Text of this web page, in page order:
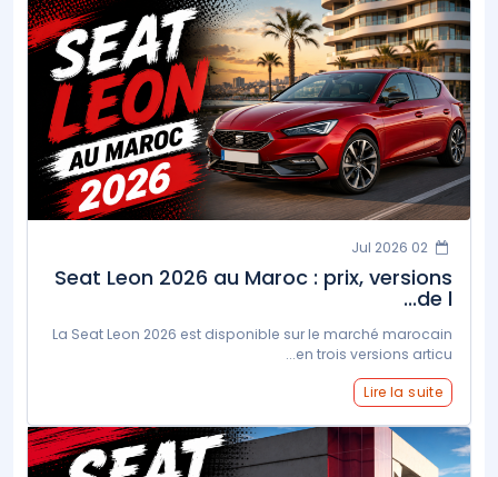
Seat Leon 2026 au Maroc : prix, versions
de l...
La Seat Leon 2026 est disponible sur le marché marocain
en trois versions articu...
Lire la suite